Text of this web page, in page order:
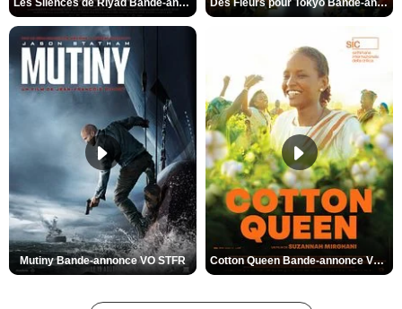
Les Silences de Riyad Bande-annonce VO STFR Des Fleurs pour Tokyo Bande-annonce VO STFR
Mutiny Bande-annonce VO STFR Cotton Queen Bande-annonce VO STFR